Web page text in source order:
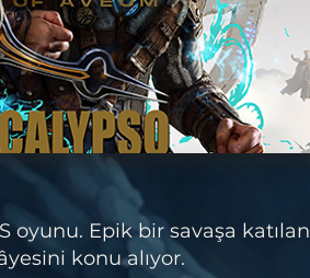
oyunu. Epik bir savaşa katılan
konu alıyor.